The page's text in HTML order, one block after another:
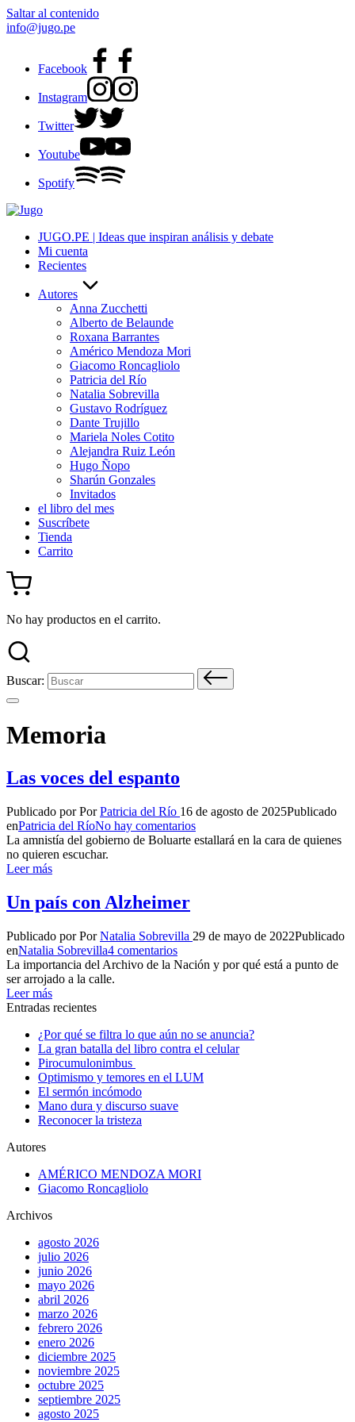
Saltar al contenido
info@jugo.pe
Facebook
Instagram
Twitter
Youtube
Spotify
JUGO.PE | Ideas que inspiran análisis y debate
Mi cuenta
Recientes
Autores
Anna Zucchetti
Alberto de Belaunde
Roxana Barrantes
Américo Mendoza Mori
Giacomo Roncagliolo
Patricia del Río
Natalia Sobrevilla
Gustavo Rodríguez
Dante Trujillo
Mariela Noles Cotito
Alejandra Ruiz León
Hugo Ñopo
Sharún Gonzales
Invitados
el libro del mes
Suscríbete
Tienda
Carrito
No hay productos en el carrito.
Buscar:
Memoria
Las voces del espanto
Publicado por PorPatricia del Río 16 de agosto de 2025Publicado
enPatricia del RíoNo hay comentarios
La amnistía del gobierno de Boluarte estallará en la cara de quienes
no quieren escuchar.
Leer más
Un país con Alzheimer
Publicado por PorNatalia Sobrevilla 29 de mayo de 2022Publicado
enNatalia Sobrevilla4 comentarios
La importancia del Archivo de la Nación y por qué está a punto de
ser arrojado a la calle.
Leer más
Entradas recientes
¿Por qué se filtra lo que aún no se anuncia?
La gran batalla del libro contra el celular
Pirocumulonimbus
Optimismo y temores en el LUM
El sermón incómodo
Mano dura y discurso suave
Reconocer la tristeza
Autores
AMÉRICO MENDOZA MORI
Giacomo Roncagliolo
Archivos
agosto 2026
julio 2026
junio 2026
mayo 2026
abril 2026
marzo 2026
febrero 2026
enero 2026
diciembre 2025
noviembre 2025
octubre 2025
septiembre 2025
agosto 2025